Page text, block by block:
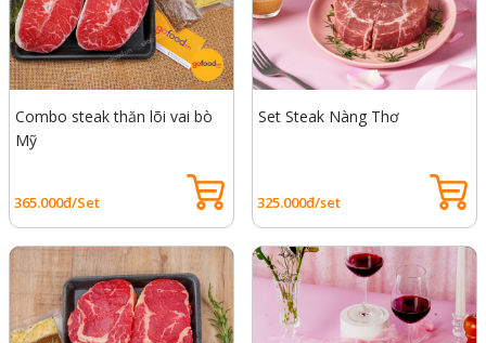
Combo steak thăn lõi vai bò
Mỹ
365.000đ/Set
Set Steak Nàng Thơ
325.000đ/set